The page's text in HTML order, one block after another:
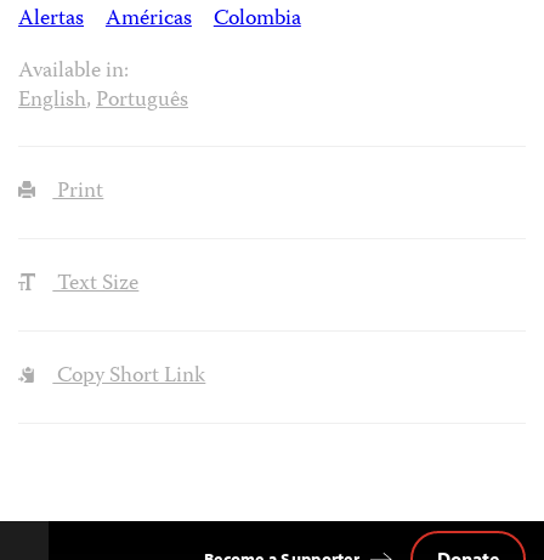
Alertas
Américas
Colombia
Available in:
English,Português
Print
Text Size
Copy Short Link